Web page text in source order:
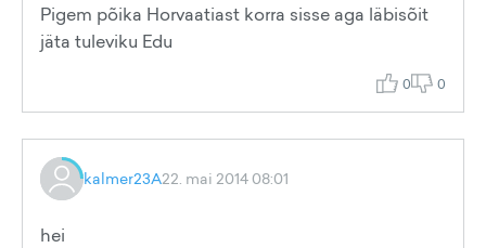
Pigem põika Horvaatiast korra sisse aga läbisõit
jäta tuleviku Edu
0 0
kalmer23A22. mai 2014 08:01
hei